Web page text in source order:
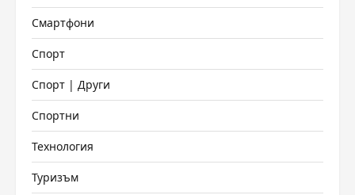
Смартфони
Спорт
Спорт | Други
Спортни
Технология
Туризъм